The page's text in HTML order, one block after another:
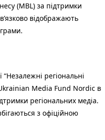
(MBL) за підтримки
відображають
“Незалежні регіональні
Media Fund Nordic в
регіональних медіа.
з офіційною